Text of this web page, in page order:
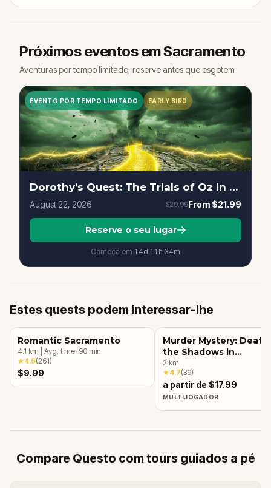
Próximos eventos em Sacramento
Aventuras por tempo limitado, reserve antes que esgotem
EVENTO POR TEMPO LIMITADO EARLY BIRD
Dorothy’s Quest: The Trials of Oz in Sacramento
August 22, 2026 $29.99From $21.99
Reserve o seu lugar
Começa em 14d 11 h 34m
Estes quests podem interessar-lhe
Romantic Sacramento
4.1 km Avg. time: 90 min
★4.6(261)
$9.99
Murder Mystery: Death
the Shadows in
Sacramento
2 km
★4.7(39)
a partir de $17.99
MULTIJOGADOR
Compare Questo com tours guiados a pé